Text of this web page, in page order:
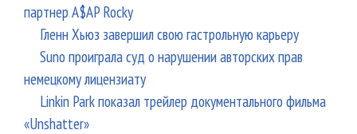
партнер A$AP Rocky
Гленн Хьюз завершил свою гастрольную карьеру
Suno проиграла суд о нарушении авторских прав
немецкому лицензиату
Linkin Park показал трейлер документального фильма
«Unshatter»